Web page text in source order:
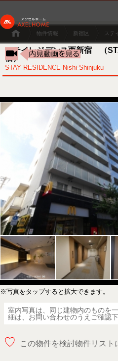
物件情報 新宿区 ステ
ステイレジデンス西新宿 （
宿）
STAY RESIDENCE Nishi-Shinjuku
※写真をタップすると拡大できます。
室内写真は、同じ建物内のものを
細は、お問い合わせのうえご確認下
♡ この物件を検討物件リスト